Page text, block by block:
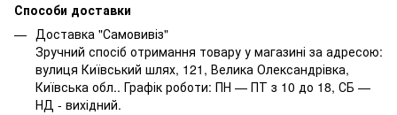
Способи доставки
Доставка "Самовивіз"
Зручний спосіб отримання товару у магазині за адресою:
вулиця Київський шлях, 121, Велика Олександрівка,
Київська обл.. Графік роботи: ПН — ПТ з 10 до 18, СБ —
НД - вихідний.